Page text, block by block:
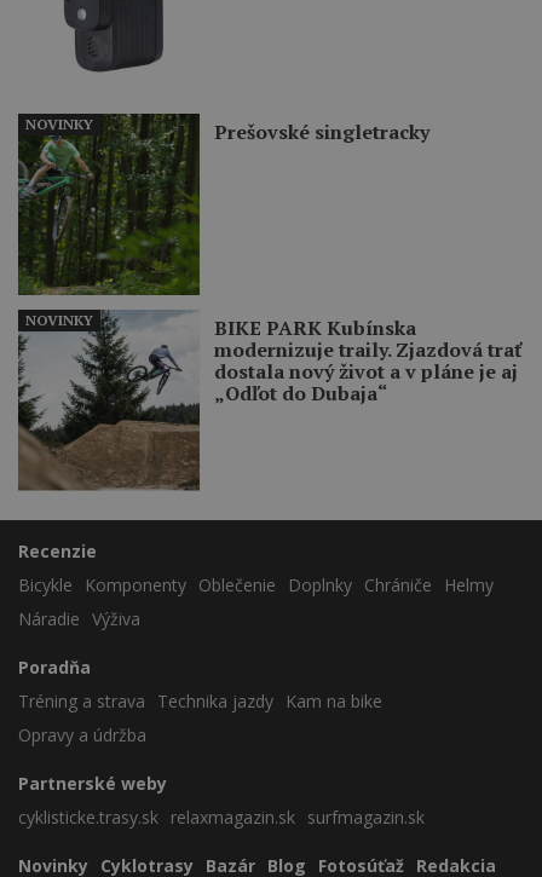
Prešovské singletracky
NOVINKY
BIKE PARK Kubínska
modernizuje traily. Zjazdová trať
dostala nový život a v pláne je aj
„Odľot do Dubaja“
NOVINKY
Recenzie
Bicykle
Komponenty Oblečenie Doplnky Chrániče
Helmy
Náradie Výživa
Poradňa
Tréning a strava
Technika jazdy
Kam na bike
Opravy a údržba
Partnerské weby
cyklisticke.trasy.sk relaxmagazin.sk surfmagazin.sk
Novinky Cyklotrasy Bazár Blog Fotosúťaž Redakcia